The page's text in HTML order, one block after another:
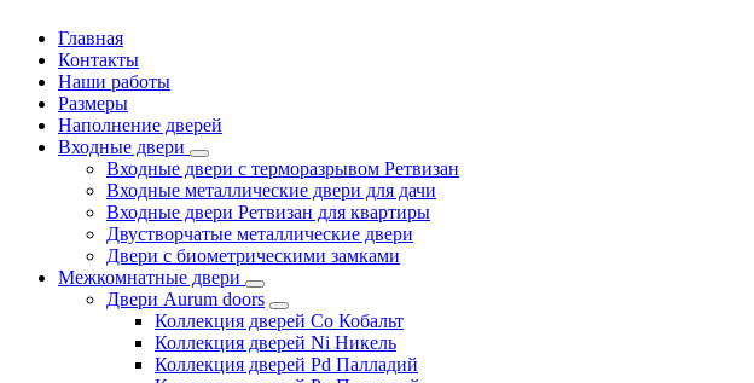
Главная
Контакты
Наши работы
Размеры
Наполнение дверей
Входные двери
Входные двери с терморазрывом Ретвизан
Входные металлические двери для дачи
Входные двери Ретвизан для квартиры
Двустворчатые металлические двери
Двери с биометрическими замками
Межкомнатные двери
Двери Aurum doors
Коллекция дверей Co Кобальт
Коллекция дверей Ni Никель
Коллекция дверей Pd Палладий